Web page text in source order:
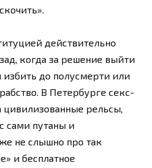
действительно
когда за решение выйти
до полусмерти или
В Петербурге секс-
цивилизованные рельсы,
сами путаны и
не слышно про так
и бесплатное